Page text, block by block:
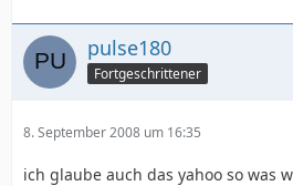
pulse180
Fortgeschrittener
8. September 2008 um 16:35
ich glaube auch das yahoo so was